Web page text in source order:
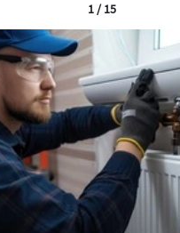
1 / 15